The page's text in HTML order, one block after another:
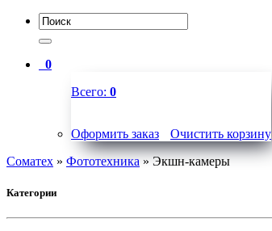
0
Всего: 0
Оформить заказ
Очистить корзину
Соматех » Фототехника» Экшн-камеры
Категории